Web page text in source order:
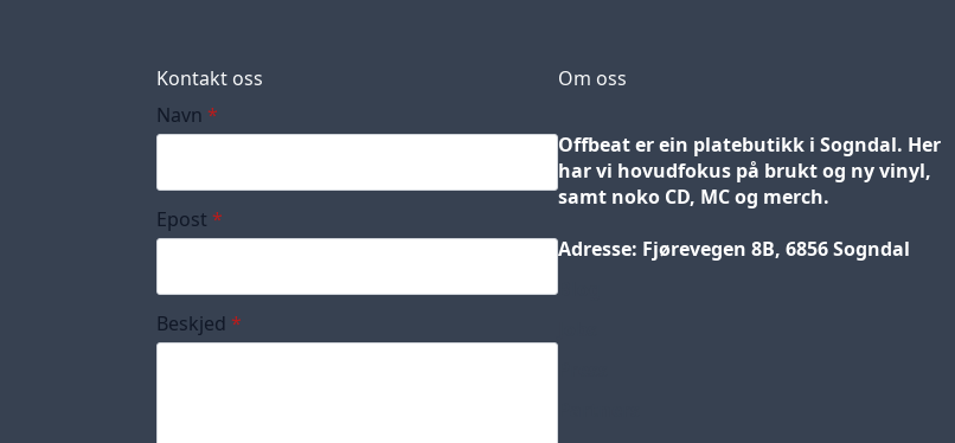
Kontakt oss
Navn *
Epost *
Beskjed *
Om oss
Offbeat er ein platebutikk i Sogndal. Her
har vi hovudfokus på brukt og ny vinyl,
samt noko CD, MC og merch.
Adresse: Fjørevegen 8B, 6856 Sogndal
Blog